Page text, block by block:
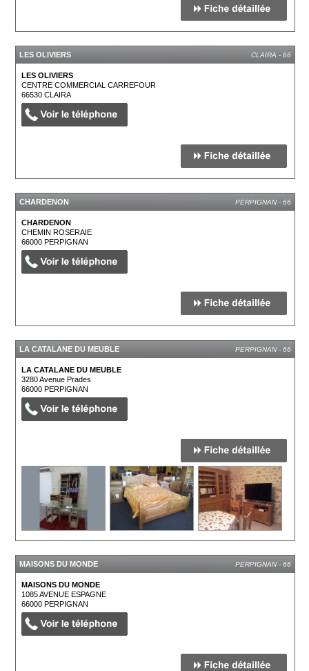
LES OLIVIERS CLAIRA - 66
LES OLIVIERS
CENTRE COMMERCIAL CARREFOUR
66530CLAIRA
CHARDENON PERPIGNAN - 66
CHARDENON
CHEMIN ROSERAIE
66000PERPIGNAN
LA CATALANE DU MEUBLE PERPIGNAN - 66
LA CATALANE DU MEUBLE
3280 Avenue Prades
66000PERPIGNAN
MAISONS DU MONDE PERPIGNAN - 66
MAISONS DU MONDE
1085 AVENUE ESPAGNE
66000PERPIGNAN